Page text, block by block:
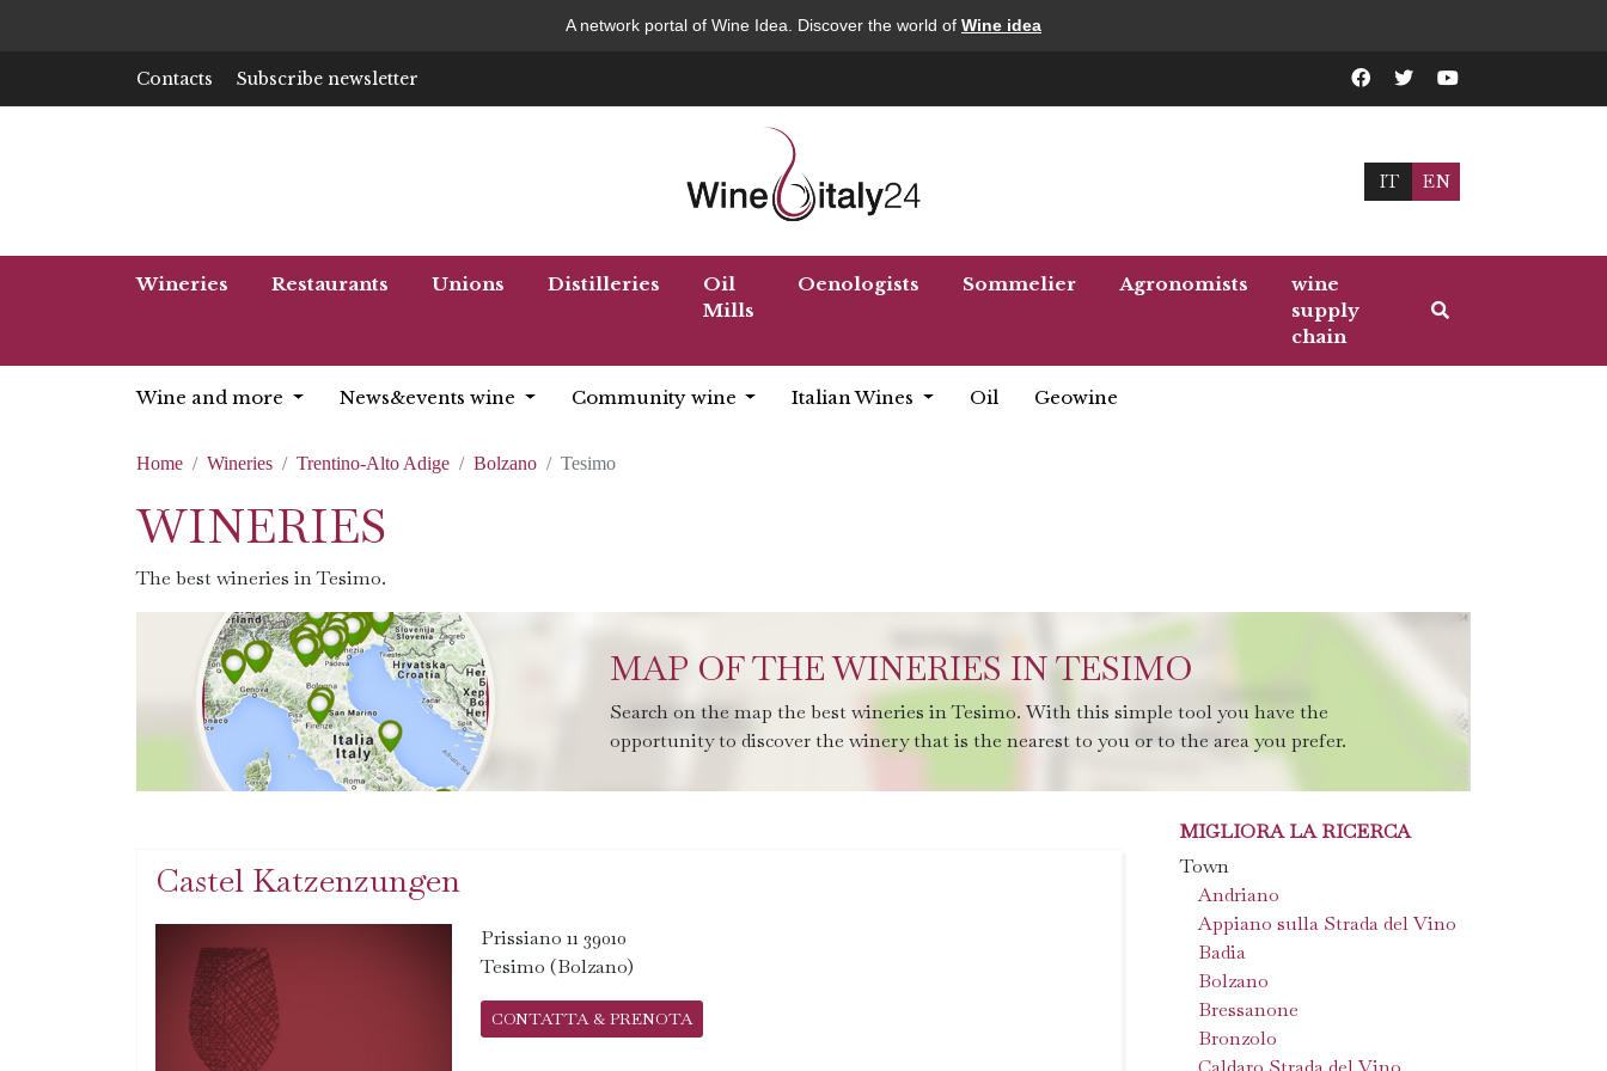
A network portal of Wine Idea. Discover the world of Wine idea
Contacts Subscribe newsletter
IT EN
Wineries Restaurants Unions Distilleries
Oil
Mills
Oenologists Sommelier Agronomists
wine
supply
chain
Wine and more News&events wine Community wine Italian Wines Oil Geowine
Home Wineries Trentino-Alto Adige Bolzano Tesimo
WINERIES
The best wineries in Tesimo.
MAP OF THE WINERIES IN TESIMO
Search on the map the best wineries in Tesimo. With this simple tool you have the
opportunity to discover the winery that is the nearest to you or to the area you prefer.
Castel Katzenzungen
Prissiano 11 39010
Tesimo (Bolzano)
CONTATTA & PRENOTA
MIGLIORA LA RICERCA
Town
Andriano
Appiano sulla Strada del Vino
Badia
Bolzano
Bressanone
Bronzolo